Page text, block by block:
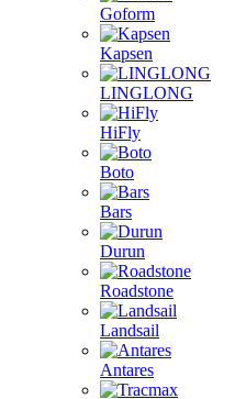
Goform
Kapsen
LINGLONG
HiFly
Boto
Bars
Durun
Roadstone
Landsail
Antares